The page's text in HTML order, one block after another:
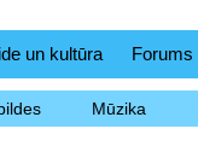
un kultūra Forums
Mūzika